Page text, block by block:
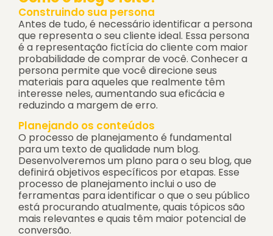
Construindo sua persona
Antes de tudo, é necessário identificar a persona
que representa o seu cliente ideal. Essa persona
é a representação fictícia do cliente com maior
probabilidade de comprar de você. Conhecer a
persona permite que você direcione seus
materiais para aqueles que realmente têm
interesse neles, aumentando sua eficácia e
reduzindo a margem de erro.
Planejando os conteúdos
O processo de planejamento é fundamental
para um texto de qualidade num blog.
Desenvolveremos um plano para o seu blog, que
definirá objetivos específicos por etapas. Esse
processo de planejamento inclui o uso de
ferramentas para identificar o que o seu público
está procurando atualmente, quais tópicos são
mais relevantes e quais têm maior potencial de
conversão.